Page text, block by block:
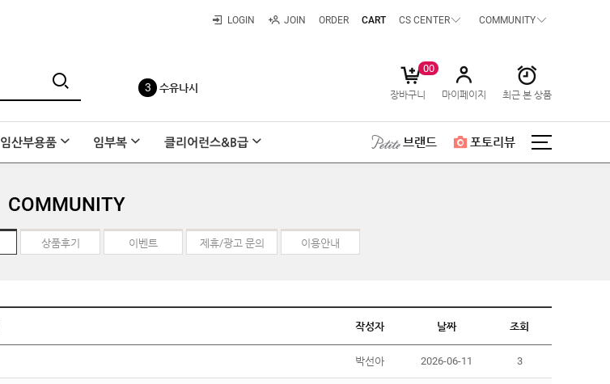
LOGIN JOIN ORDER CART CS CENTER COMMUNITY
3 수유나시
4 사각팬티
5 레이온 요가바지
00
장바구니 마이페이지 최근 본 상품
임산부용품 임부복 클리어런스&B급 브랜드 포토리뷰
COMMUNITY
상품후기 이벤트 제휴/광고 문의 이용안내
작성자 날짜 조회
박선아 2026-06-11 3